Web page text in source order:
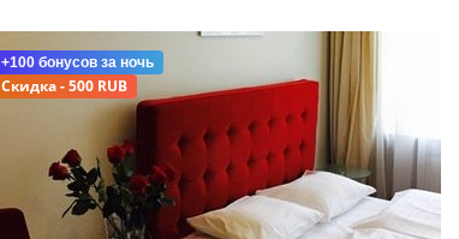
+100 бонусов за ночь
Скидка - 500 RUB